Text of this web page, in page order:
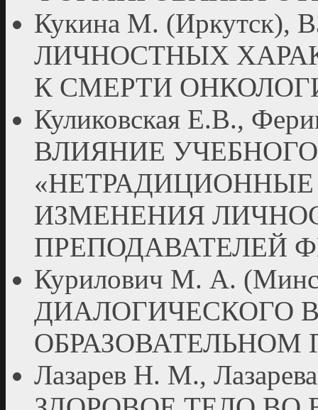
Кукина М.
ЛИЧНОСТНЫХ
К СМЕРТИ
Куликовская Е.В.,
ВЛИЯНИЕ
ИЗМЕНЕНИЯ
ПРЕПОДАВАТЕЛЕЙ
Курилович М. А.
ДИАЛОГИЧЕСКОГО
ОБРАЗОВАТЕЛЬНОМ
Лазарев Н. М.,